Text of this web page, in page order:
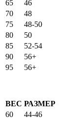
65
46
70
48
75
48-50
80
50
85
52-54
90
56+
95
56+
ВЕС РАЗМЕР
60
44-46